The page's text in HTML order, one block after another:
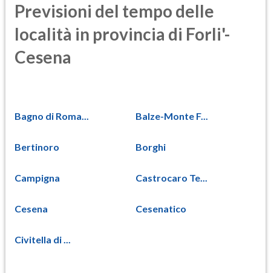
Previsioni del tempo delle
località in provincia di Forli'-
Cesena
Bagno di Roma... Balze-Monte F...
Bertinoro Borghi
Campigna Castrocaro Te...
Cesena Cesenatico
Civitella di ...